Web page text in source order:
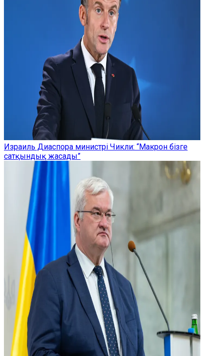
Израиль Диаспора министрі Чикли: “Макрон бізге
сатқындық жасады”